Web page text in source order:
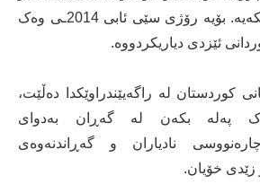
هەموو پێکهاتەکانی دیکەیە. بۆیە رۆژی سێی ئابی 2014ـی وەک
ئێزدی دیاریکردووە.
کوردستان لە راگەیێندراوێکدا دەڵێت،
پەلە بکەن له‌ گه‌ڕان به‌دوای
نادیاران و گه‌ڕاندنه‌وه‌ی
زێدى خۆیان.